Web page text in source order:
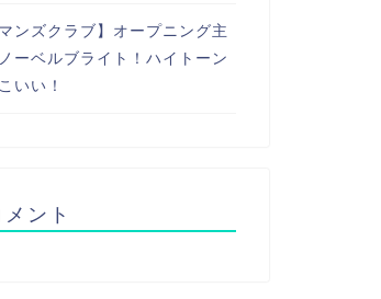
マンズクラブ】オープニング主
ーベルブライト！ハイトーン
いい！
ント